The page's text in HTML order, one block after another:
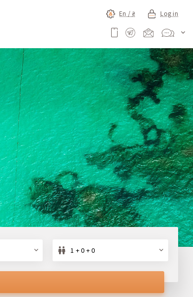
En /₴ Log in
1 + 0 + 0